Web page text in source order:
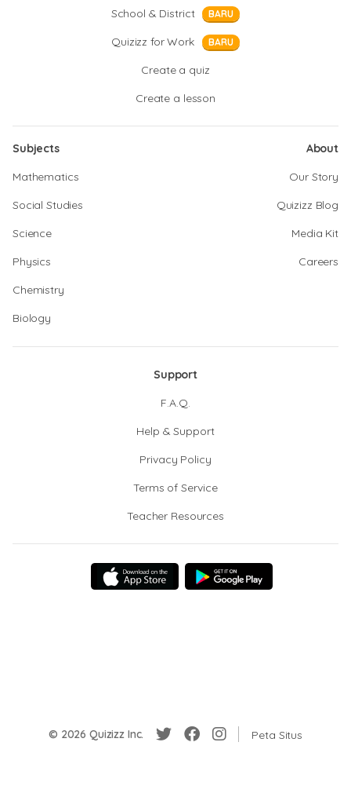
School & District
BARU
Quizizz for Work BARU
Create a quiz
Create a lesson
Subjects
Mathematics
Social Studies
Science
Physics
Chemistry
Biology
About
Our Story
Quizizz Blog
Media Kit
Careers
Support
F.A.Q.
Help & Support
Privacy Policy
Terms of Service
Teacher Resources
© 2026 Quizizz Inc. Peta Situs